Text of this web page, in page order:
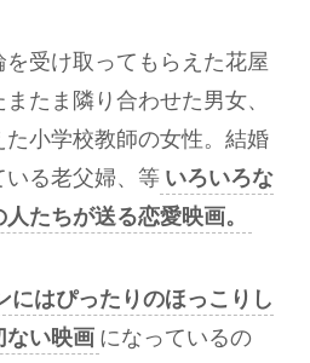
受け取ってもらえた花屋
たま隣り合わせた男女、
小学校教師の女性。結婚
いる老父婦、等 いろいろな
たちが送る恋愛映画。
にはぴったりのほっこりし
ない映画 になっているの